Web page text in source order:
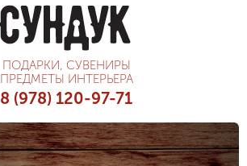
ПОДАРКИ, СУВЕНИРЫ
ПРЕДМЕТЫ ИНТЕРЬЕРА
8 (978) 120-97-71